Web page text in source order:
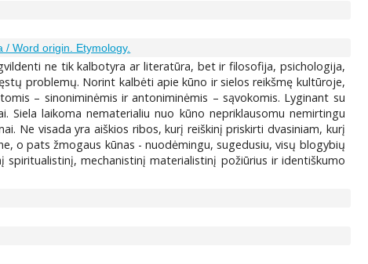
/ Word origin. Etymology.
ne tik kalbotyra ar literatūra, bet ir filosofija, psichologija,
problemų. Norint kalbėti apie kūno ir sielos reikšmę kultūroje,
– sinoniminėmis ir antoniminėmis – sąvokomis. Lyginant su
laikoma nematerialiu nuo kūno nepriklausomu nemirtingu
Ne visada yra aiškios ribos, kurį reiškinį priskirti dvasiniam, kurį
o pats žmogaus kūnas - nuodėmingu, sugedusiu, visų blogybių
mechanistinį materialistinį požiūrius ir identiškumo